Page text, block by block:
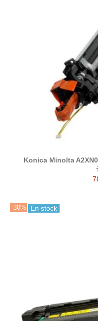
Konica Minolta
-30% En stock